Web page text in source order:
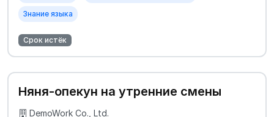
Знание языка
Срок истёк
Няня-опекун на утренние смены
DemoWork Co., Ltd.